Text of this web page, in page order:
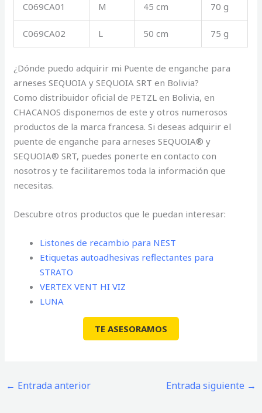
C069CA01 M 45 cm 70 g
C069CA02 L 50 cm 75 g
¿Dónde puedo adquirir mi Puente de enganche para
arneses SEQUOIA y SEQUOIA SRT en Bolivia?
Como distribuidor oficial de PETZL en Bolivia, en
CHACANOS disponemos de este y otros numerosos
productos de la marca francesa. Si deseas adquirir el
puente de enganche para arneses SEQUOIA® y
SEQUOIA® SRT, puedes ponerte en contacto con
nosotros y te facilitaremos toda la información que
necesitas.
Descubre otros productos que le puedan interesar:
Listones de recambio para NEST
Etiquetas autoadhesivas reflectantes para
STRATO
VERTEX VENT HI VIZ
LUNA
TE ASESORAMOS
← Entrada anterior Entrada siguiente →